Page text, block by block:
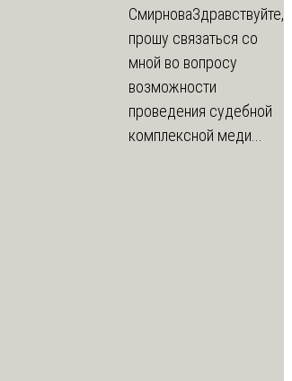
СмирноваЗдравствуйте,
прошу связаться со
мной во вопросу
возможности
проведения судебной
комплексной меди...